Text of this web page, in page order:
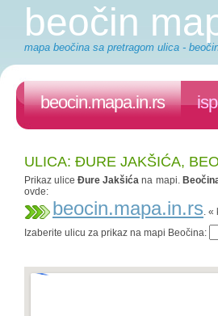
beočin
mapa beočina sa pretragom ulica -
beocin.mapa.in.rs
ULICA: ĐURE JAKŠIĆA,
Prikaz uliceĐure Jakšića na mapi.
ovde:
beocin.mapa.in.rs. «
Izaberite ulicu za prikaz na mapi Beočina: